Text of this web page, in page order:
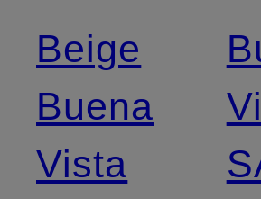
Beige
Buena
Vista